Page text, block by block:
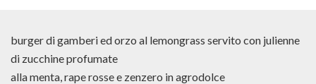
burger di gamberi ed orzo al lemongrass servito con julienne
di zucchine profumate
alla menta, rape rosse e zenzero in agrodolce